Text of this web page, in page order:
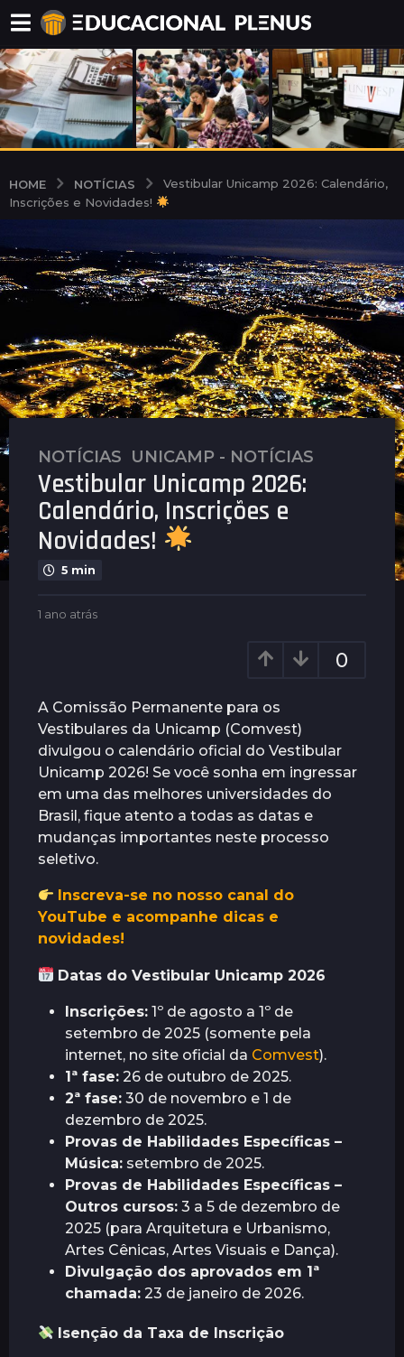
HOME NOTÍCIAS
Vestibular Unicamp 2026: Calendário,
Inscrições e Novidades!
1
a
n
o
a
t
á
o
a
t
r
á
s
NOTÍCIAS ,UNICAMP - NOTÍCIAS
Vestibular Unicamp 2026:
Calendário, Inscrições e
Novidades!
5 min
b
n
u
s
1 ano atrás
r
á
s
0
A Comissão Permanente para os
Vestibulares da Unicamp (Comvest)
divulgou o calendário oficial do Vestibular
Unicamp 2026! Se você sonha em ingressar
em uma das melhores universidades do
Brasil, fique atento a todas as datas e
mudanças importantes neste processo
seletivo.
Inscreva-se no nosso canal do
YouTube e acompanhe dicas e
novidades!
Datas do Vestibular Unicamp 2026
Inscrições: 1º de agosto a 1º de
setembro de 2025 (somente pela
internet, no site oficial da Comvest).
1ª fase: 26 de outubro de 2025.
2ª fase: 30 de novembro e 1 de
dezembro de 2025.
Provas de Habilidades Específicas –
Música: setembro de 2025.
Provas de Habilidades Específicas –
Outros cursos: 3 a 5 de dezembro de
2025 (para Arquitetura e Urbanismo,
Artes Cênicas, Artes Visuais e Dança).
Divulgação dos aprovados em 1ª
chamada: 23 de janeiro de 2026.
Isenção da Taxa de Inscrição